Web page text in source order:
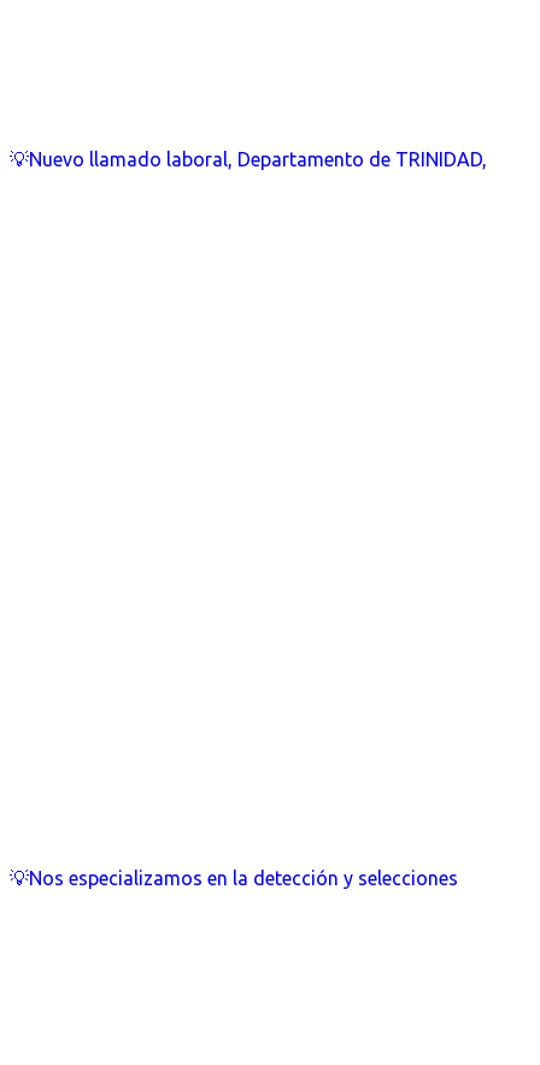
💡Nuevo llamado laboral, Departamento de TRINIDAD,
💡Nos especializamos en la detección y selecciones